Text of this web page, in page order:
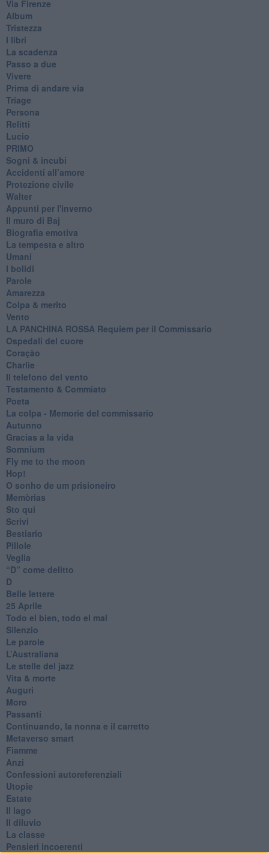
Via Firenze
Album
Tristezza
I libri
La scadenza
Passo a due
Vivere
Prima di andare via
Triage
Persona
Relitti
Lucio
PRIMO
Sogni & incubi
Accidenti all’amore
Protezione civile
Walter
Appunti per l'inverno
Il muro di Baj
Biografia emotiva
La tempesta e altro
Umani
I bolidi
Parole
Amarezza
Colpa & merito
Vento
​LA PANCHINA ROSSA Requiem per il Commissario
Ospedali del cuore
Coraçào
Charlie
Il telefono del vento
Testamento & Commiato
Poeta
​La colpa - Memorie del commissario
Autunno
Gracias a la vida
Somnium
Fly me to the moon
Hop!
O sonho de um prisioneiro
Memòrias
Sto qui
Scrivi
Bestiario
Pillole
Veglia
​“D” come delitto
D
Belle lettere
25 Aprile
Todo el bien, todo el mal
Silenzio
Le parole
​L’Australiana
Le stelle del jazz
Vita & morte
Auguri
Moro
Passanti
Continuando, la nonna e il carretto
Metaverso smart
Fiamme
Anzi
Confessioni autoreferenziali
Utopie
Estate
Il lago
Il diluvio
La classe
Pensieri incoerenti